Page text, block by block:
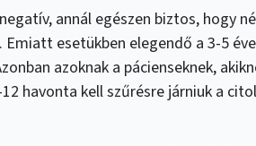
annál egészen biztos, hogy
Emiatt esetükben elegendő a 3-5
azoknak a pácienseknek,
havonta kell szűrésre járniuk a